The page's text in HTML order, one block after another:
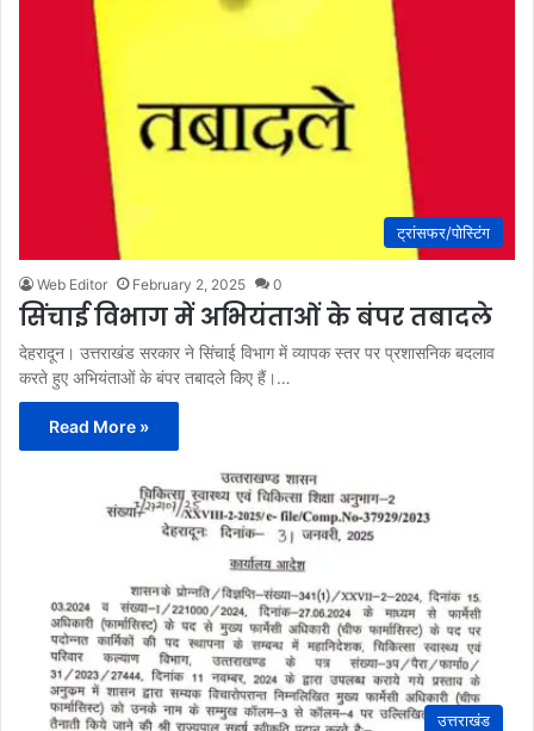
ट्रांसफर/पोस्टिंग
Web Editor February 2, 2025 0
सिंचाई विभाग में अभियंताओं के बंपर तबादले
देहरादून। उत्तराखंड सरकार ने सिंचाई विभाग में व्यापक स्तर पर प्रशासनिक बदलाव
करते हुए अभियंताओं के बंपर तबादले किए हैं।…
Read More »
उत्तराखंड